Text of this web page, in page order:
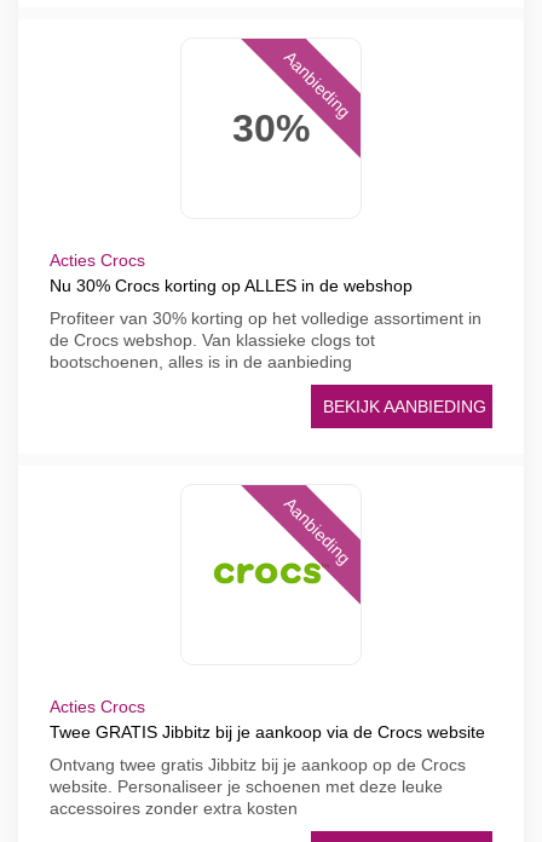
30%
Aanbieding
Acties Crocs
Nu 30% Crocs korting op ALLES in de webshop
Profiteer van 30% korting op het volledige assortiment in
de Crocs webshop. Van klassieke clogs tot
bootschoenen, alles is in de aanbieding
BEKIJK AANBIEDING
Aanbieding
Acties Crocs
Twee GRATIS Jibbitz bij je aankoop via de Crocs website
Ontvang twee gratis Jibbitz bij je aankoop op de Crocs
website. Personaliseer je schoenen met deze leuke
accessoires zonder extra kosten